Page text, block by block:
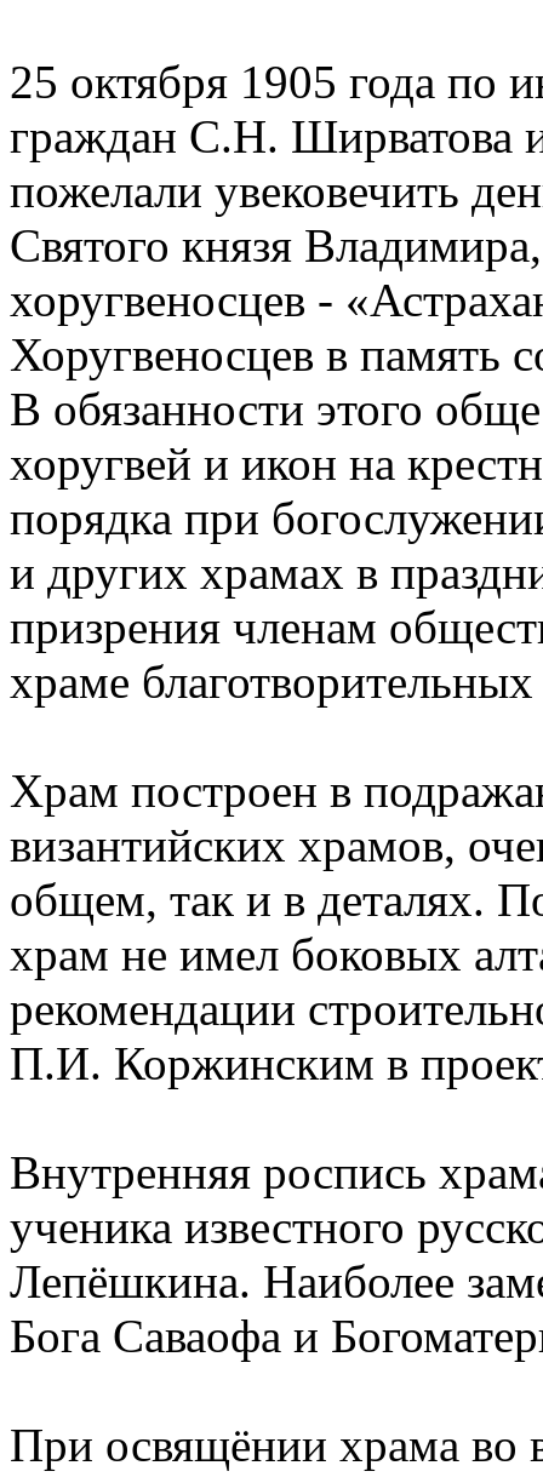
25 октября 1905 года по
граждан С.Н. Ширватова
пожелали увековечить
Святого князя
хоругвеносцев -
Хоругвеносцев в память
В обязанности этого
хоругвей и икон на
порядка при
и других храмах в
призрения членам
храме
Храм построен в
византийских храмов,
общем, так и в деталях.
храм не имел боковых
рекомендации
П.И. Коржинским в
Внутренняя роспись
ученика известного
Лепёшкина. Наиболее
Бога Саваофа и
При освящёнии храма во